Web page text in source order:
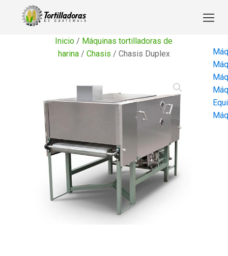
Inicio / Máquinas tortilladoras de
harina/ Chasis / Chasis Duplex